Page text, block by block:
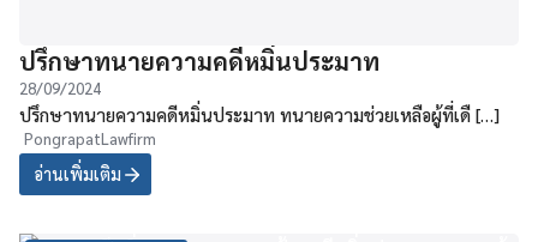
ปรึกษาทนายความคดีหมิ่นประมาท
28/09/2024
ปรึกษาทนายความคดีหมิ่นประมาท ทนายความช่วยเหลือผู้ที่เดื […]
PongrapatLawfirm
อ่านเพิ่มเติม